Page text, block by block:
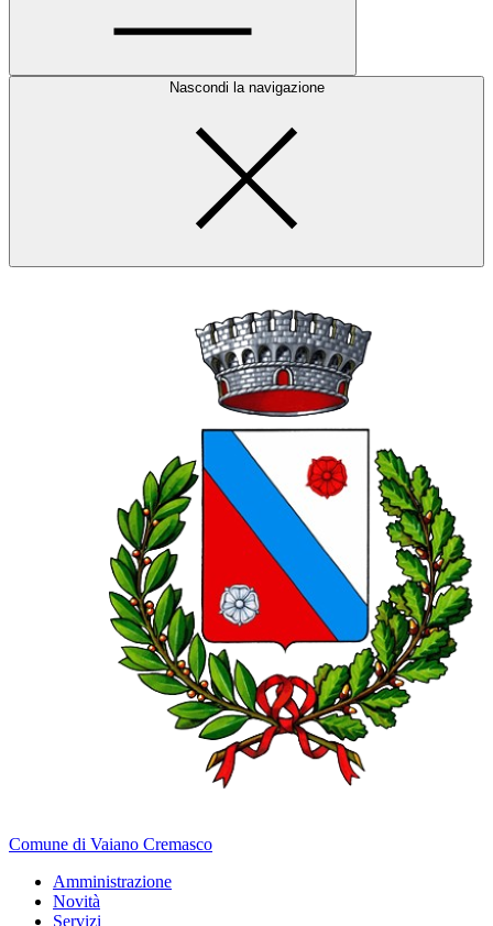
Nascondi la navigazione
Comune di Vaiano Cremasco
Amministrazione
Novità
Servizi